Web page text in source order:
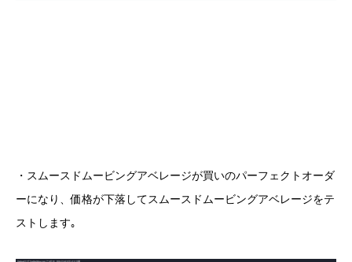
・スムースドムービングアベレージが買いのパーフェクトオーダ
ーになり、価格が下落してスムースドムービングアベレージをテ
ストします｡